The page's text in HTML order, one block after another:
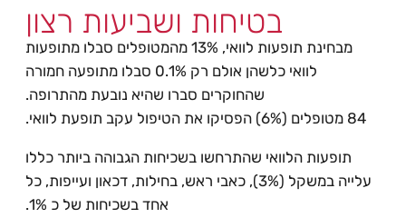
בטיחות ושביעות רצון
מבחינת תופעות לוואי, 13% מהמטופלים סבלו מתופעות
לוואי כלשהן אולם רק 0.1% סבלו מתופעה חמורה
שהחוקרים סברו שהיא נובעת מהתרופה.
84 מטופלים (6%) הפסיקו את הטיפול עקב תופעת לוואי.
תופעות הלוואי שהתרחשו בשכיחות הגבוהה ביותר כללו
עלייה במשקל (3%), כאבי ראש, בחילות, דכאון ועייפות, כל
אחד בשכיחות של כ 1%.